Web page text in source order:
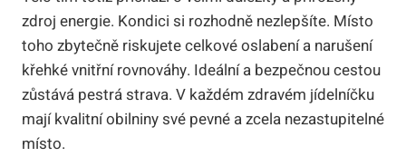
zdroj energie. Kondici si rozhodně nezlepšíte. Místo
toho zbytečně riskujete celkové oslabení a narušení
křehké vnitřní rovnováhy. Ideální a bezpečnou cestou
zůstává pestrá strava. V každém zdravém jídelníčku
mají kvalitní obilniny své pevné a zcela nezastupitelné
místo.